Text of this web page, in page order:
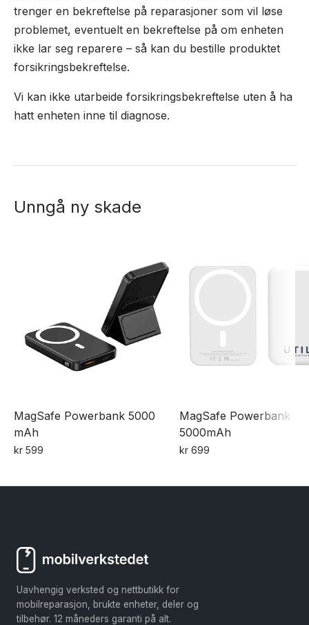
trenger en bekreftelse på reparasjoner som vil løse
problemet, eventuelt en bekreftelse på om enheten
ikke lar seg reparere – så kan du bestille produktet
forsikringsbekreftelse.
Vi kan ikke utarbeide forsikringsbekreftelse uten å ha
hatt enheten inne til diagnose.
Unngå ny skade
MagSafe Powerbank 5000
mAh
kr 599
produktet
Alternativene
kan
velges
på
MagSafe Powerbank
5000mAh
kr699
Uavhengig verksted og nettbutikk for
mobilreparasjon, brukte enheter, deler og
tilbehør. 12 måneders garanti på alt.